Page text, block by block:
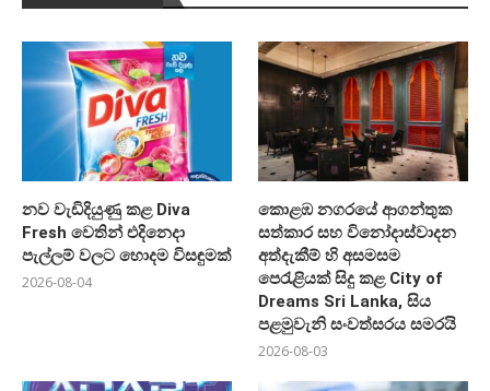
නව වැඩිදියුණු කළ Diva
Fresh වෙතින් එදිනෙදා
පැල්ලම් වලට හොදම විසඳුමක්
2026-08-04
කොළඹ නගරයේ ආගන්තුක
සත්කාර සහ විනෝදාස්වාදන
අත්දැකීම් හි අසමසම
පෙරැළියක් සිදු කළ City of
Dreams Sri Lanka, සිය
පළමුවැනි සංවත්සරය සමරයි
2026-08-03